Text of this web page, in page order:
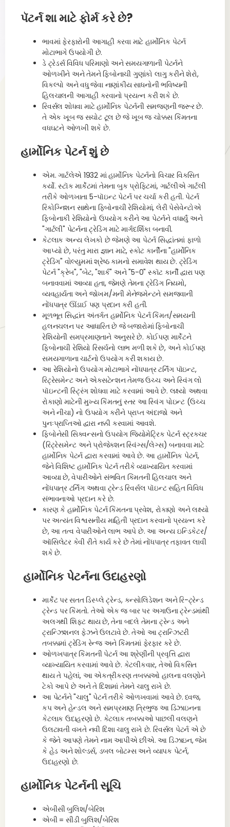
પૅટર્ન શા માટે ફોર્મ કરે છે?
ભાવમાં ફેરફારોની આગાહી કરવા માટે હાર્મોનિક પેટર્ન
મોટાભાગે ઉપયોગી છે.
ડે ટ્રેડર્સ વિવિધ પરિમાણો અને સમયગાળાની પેટર્નને
ઓળખીને અને તેમને ફિબોનાચી ગુણાંકો લાગુ કરીને શેરો,
વિકલ્પો અને વધુ જેવા નાણાંકીય સાધનોની ભવિષ્યની
હિલચાલની આગાહી કરવાનો પ્રયત્ન કરી શકે છે.
રિવર્સલ શોધવા માટે હાર્મોનિક પેટર્નની સમજણની જરૂર છે.
તે એક ખૂબ જ સચોટ ટૂલ છે જે ખૂબ જ ચોક્કસ કિંમતના
વધઘટને ઓળખી શકે છે.
હાર્મોનિક પેટર્ન શું છે
એમ. ગાર્ટલેએ 1932 માં હાર્મોનિક પેટર્નનો વિચાર વિકસિત
કર્યો. સ્ટૉક માર્કેટમાં તેમના બુક પ્રોફિટમાં, ગાર્ટલીએ ગાર્ટલી
તરીકે ઓળખાતા 5-પૉઇન્ટ પેટર્ન પર ચર્ચા કરી હતી. પેટર્ન
રિકોગ્નિશન સાથેના ફિબોનાચી રેશિયોમાં, લેરી પેસેવેન્ટોએ
ફિબોનાકી રેશિયોનો ઉપયોગ કરીને આ પેટર્નને વધાર્યું અને
"ગાર્ટલી" પેટર્નના ટ્રેડિંગ માટે માર્ગદર્શિકા બનાવી.
કેટલાક અન્ય લેખકો છે જેમણે આ પેટર્ન સિદ્ધાંતમાં ફાળો
આપ્યો છે, પરંતુ મારા જ્ઞાન માટે, સ્કોટ કાર્નીના "હાર્મોનિક
ટ્રેડિંગ" વોલ્યુમમાં શ્રેષ્ઠ કામનો સમાવેશ થાય છે. ટ્રેડિંગ
પેટર્ન "ક્રેબ", "બેટ, "શાર્ક" અને "5-0" સ્કૉટ કાર્ની દ્વારા પણ
બનાવવામાં આવ્યા હતા, જેમણે તેમના ટ્રેડિંગ નિયમો,
વ્યવહાર્યતા અને જોખમ/મની મેનેજમેન્ટને સમજવાની
નોંધપાત્ર ઊંડાઈ પણ પ્રદાન કરી હતી.
મૂળભૂત સિદ્ધાંત અંતર્ગત હાર્મોનિક પેટર્ન કિંમત/સમયની
હલનચલન પર આધારિત છે જે બજારોમાં ફિબોનાચી
રેશિયોની સમપ્રમાણતાને અનુસરે છે. કોઈપણ માર્કેટને
ફિબોનાચી રેશિયો રિસર્ચનો લાભ મળી શકે છે, અને કોઈપણ
સમયગાળાના ચાર્ટનો ઉપયોગ કરી શકાય છે.
આ રેશિયોનો ઉપયોગ મોટાભાગે નોંધપાત્ર ટર્નિંગ પૉઇન્ટ,
રિટ્રેસમેન્ટ અને એક્સટેન્શન તેમજ ઉચ્ચ અને સ્વિંગ લો
પૉઇન્ટની સ્ટ્રિંગ શોધવા માટે કરવામાં આવે છે. લક્ષ્યો અથવા
રોકાણો માટેની મુખ્ય કિંમતનું સ્તર આ સ્વિંગ પોઇન્ટ (ઉચ્ચ
અને નીચા) નો ઉપયોગ કરીને પ્રાપ્ત અંદાજો અને
પુનઃપ્રાપ્તિઓ દ્વારા નક્કી કરવામાં આવશે.
ફિબોનેસી સિક્વન્સનો ઉપયોગ જિયોમેટ્રિક પેટર્ન સ્ટ્રક્ચર
(રિટ્રેસમેન્ટ અને પ્રોજેક્શન સ્વિંગ્સ/લેગ્સ) બનાવવા માટે
હાર્મોનિક પેટર્ન દ્વારા કરવામાં આવે છે. આ હાર્મોનિક પેટર્ન,
જેને વિશિષ્ટ હાર્મોનિક પેટર્ન તરીકે વ્યાખ્યાયિત કરવામાં
આવ્યા છે, વેપારીઓને સંભવિત કિંમતની હિલચાલ અને
નોંધપાત્ર ટર્નિંગ અથવા ટ્રેન્ડ રિવર્સલ પૉઇન્ટ સહિત વિવિધ
સંભાવનાઓ પ્રદાન કરે છે.
કારણ કે હાર્મોનિક પેટર્ન કિંમતના પ્રવેશ, રોકાણો અને લક્ષ્યો
પર અત્યંત વિશ્વસનીય માહિતી પ્રદાન કરવાનો પ્રયત્ન કરે
છે, આ તત્વ વેપારીઓને લાભ આપે છે. આ અન્ય ઇન્ડિકેટર/
ઑસિલેટર કેવી રીતે કાર્ય કરે છે તેમાં નોંધપાત્ર તફાવત લાવી
શકે છે.
હાર્મોનિક પેટર્નના ઉદાહરણો
માર્કેટ પર સતત ડિસ્પ્લે ટ્રેન્ડ, કન્સોલિડેશન અને રિ-ટ્રેન્ડ
ટ્રેન્ડ પર કિંમતો. તેઓ એક જ બાર પર અગાઉના ટ્રેન્ડમાંથી
અલગથી શિફ્ટ થાય છે, તેના બદલે તેમના ટ્રેન્ડ અને
ટ્રાન્ઝિશનલ ફેઝને ઉલટાવે છે. તેઓ આ ટ્રાન્ઝિટરી
તબક્કામાં ટ્રેડિંગ રેન્જ અને કિંમતમાં ફેરફાર કરે છે.
ઓળખપાત્ર કિંમતની પેટર્ન આ શ્રેણીની પ્રવૃત્તિ દ્વારા
વ્યાખ્યાયિત કરવામાં આવે છે. કેટલીકવાર, તેઓ વિકસિત
થાય તે પહેલાં, આ એકત્રીકરણ તબક્કાઓ હાલના વલણોને
ટેકો આપે છે અને તે દિશામાં તેમને ચાલુ રાખે છે.
આ પેટર્નને "ચાલુ" પેટર્ન તરીકે ઓળખવામાં આવે છે. ધ્વજ,
કપ અને હેન્ડલ અને સમપ્રમાણ ત્રિભુજ આ ડિઝાઇનના
કેટલાક ઉદાહરણો છે. કેટલાક તબક્કાઓ પાછલી વલણને
ઉલટાવતી વખતે નવી દિશા ચાલુ રાખે છે. રિવર્સલ પેટર્ન એ છે
કે જેને આપણે તેમને નામ આપીએ છીએ. આ ડિઝાઇન, જેમ
કે હેડ અને શોલ્ડર્સ, ડબલ બોટમ્સ અને વ્યાપક પેટર્ન,
ઉદાહરણો છે.
હાર્મોનિક પેટર્નની સૂચિ
એબીસી બુલિશ/બેરિશ
એબી = સીડી બુલિશ/બેરિશ